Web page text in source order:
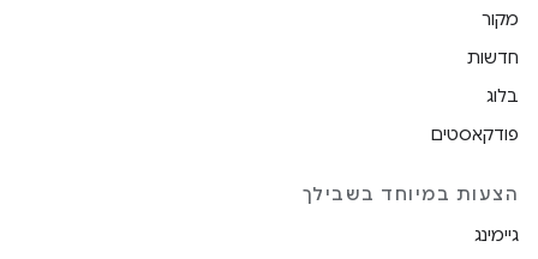
מקור
חדשות
בלוג
פודקאסטים
הצעות במיוחד בשבילך
גיימינג